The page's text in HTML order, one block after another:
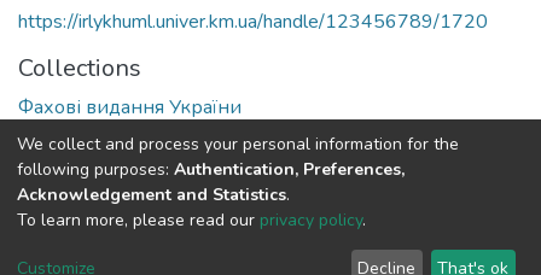
https://irlykhuml.univer.km.ua/handle/123456789/1720
Collections
Фахові видання України
Full item page
DSpace software copyright © 2002-2026
Cookie End User Send
We collect and process your personal information for the
following purposes: Authentication, Preferences,
Acknowledgement and Statistics.
To learn more, please read our privacy policy.
Customize Decline That's ok